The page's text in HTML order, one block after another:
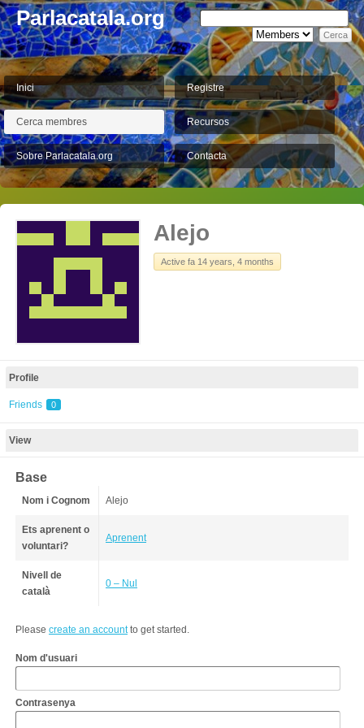
Parlacatala.org
Inici Registre
Cerca membres Recursos
Sobre Parlacatala.org Contacta
Alejo
Active fa 14 years, 4 months
Profile
Friends 0
View
Base
Nom i Cognom Alejo
Ets aprenent o
voluntari?
Aprenent
Nivell de
català
0 – Nul
Please create an accountto get started.
Nom d'usuari
Contrasenya